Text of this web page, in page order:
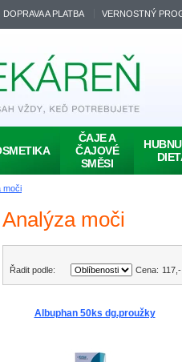
moči
Analýza moči
Řadit podle: Cena: 117
Albuphan 50ks dg.proužky
DOPRAVA A PLATBA VERNOSTNÝ
ČAJE A
ČAJOVÉ
SMĚSI